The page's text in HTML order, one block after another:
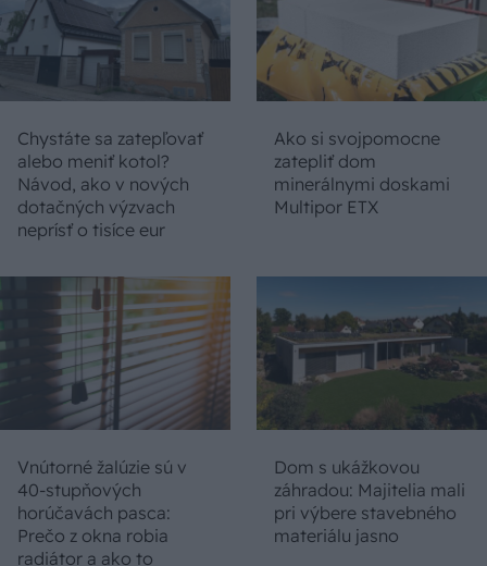
Chystáte sa zatepľovať
alebo meniť kotol?
Návod, ako v nových
dotačných výzvach
neprísť o tisíce eur
Ako si svojpomocne
zatepliť dom
minerálnymi doskami
Multipor ETX
Vnútorné žalúzie sú v
40-stupňových
horúčavách pasca:
Prečo z okna robia
radiátor a ako to
Dom s ukážkovou
záhradou: Majitelia mali
pri výbere stavebného
materiálu jasno